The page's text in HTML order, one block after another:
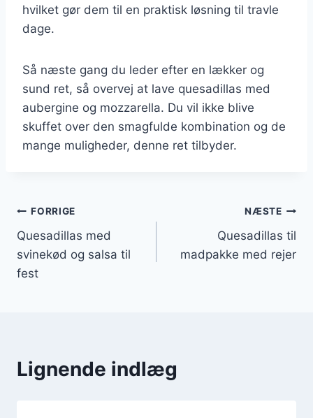
hvilket gør dem til en praktisk løsning til travle
dage.
Så næste gang du leder efter en lækker og
sund ret, så overvej at lave quesadillas med
aubergine og mozzarella. Du vil ikke blive
skuffet over den smagfulde kombination og de
mange muligheder, denne ret tilbyder.
Indlægsnavigation
FORRIGE
Quesadillas med
svinekød og salsa til
fest
NÆSTE
Quesadillas til
madpakke med rejer
Lignende indlæg